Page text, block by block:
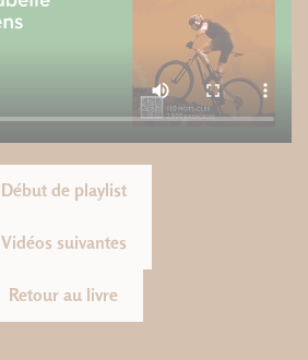
Début de playlist
Vidéos suivantes
Retour au livre